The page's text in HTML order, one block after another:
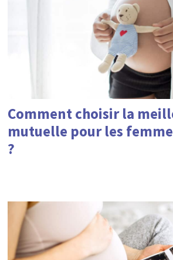
Comment choisir la
mutuelle pour les
?